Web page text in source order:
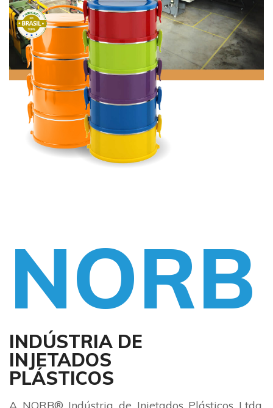
NORB
INDÚSTRIA DE
INJETADOS
PLÁSTICOS
A NORB® Indústria de Injetados Plásticos Ltda.